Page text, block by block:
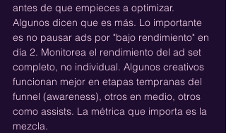
antes de que empieces a optimizar.
Algunos dicen que es más. Lo importante
es no pausar ads por "bajo rendimiento" en
día 2. Monitorea el rendimiento del ad set
completo, no individual. Algunos creativos
funcionan mejor en etapas tempranas del
funnel (awareness), otros en medio, otros
como assists. La métrica que importa es la
mezcla.